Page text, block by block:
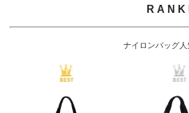
R A N K
ナイロンバッグ